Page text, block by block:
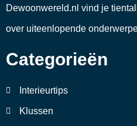
Dewoonwereld.nl vind je
over uiteenlopende
Categorieën
Interieurtips
Klussen